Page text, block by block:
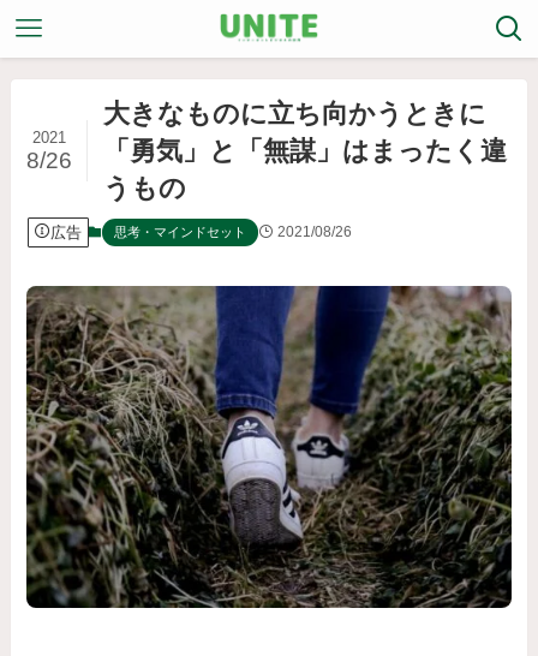
大きなものに立ち向かうときに
「勇気」と「無謀」はまったく違
うもの
2021
8/26
広告 思考・マインドセット 2021/08/26